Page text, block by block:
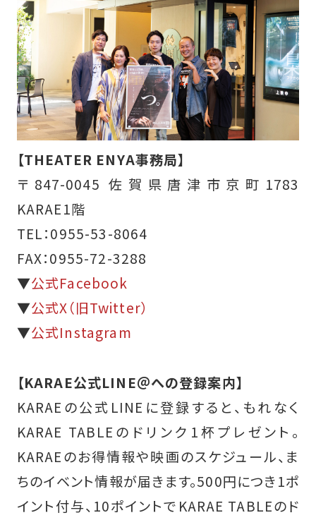
【THEATER ENYA事務局】
〒847-0045 佐賀県唐津市京町1783
KARAE1階
TEL：0955-53-8064
FAX：0955-72-3288
▼公式Facebook
▼公式X（旧Twitter）
▼公式Instagram
【KARAE公式LINE＠への登録案内】
KARAEの公式LINEに登録すると、もれなく
KARAE TABLEのドリンク1杯プレゼント。
KARAEのお得情報や映画のスケジュール、ま
ちのイベント情報が届きます。500円につき1ポ
イント付与、10ポイントでKARAE TABLEのド